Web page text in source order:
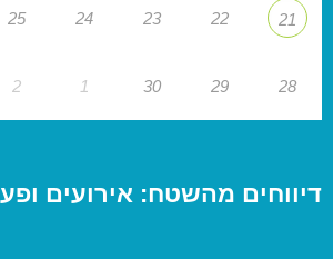
דיווחים מהשטח: אירועים
21
22
23
24
25
28
29
30
1
2